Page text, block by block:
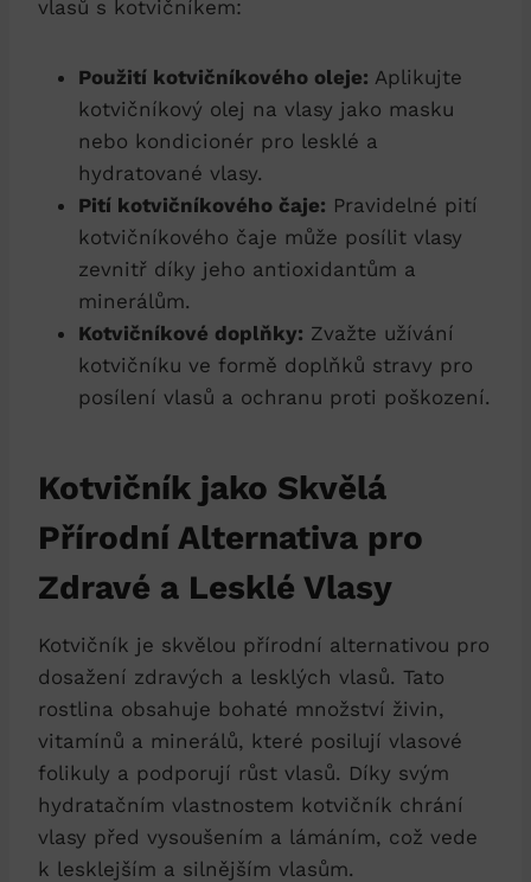
vlasů s kotvičníkem:
Použití kotvičníkového oleje: Aplikujte
kotvičníkový olej na vlasy jako masku
nebo kondicionér pro lesklé a
hydratované vlasy.
Pití kotvičníkového čaje: Pravidelné pití
kotvičníkového čaje může posílit vlasy
zevnitř díky jeho antioxidantům a
minerálům.
Kotvičníkové doplňky: Zvažte užívání
kotvičníku ve formě doplňků stravy pro
posílení vlasů a ochranu proti poškození.
Kotvičník jako Skvělá
Přírodní Alternativa pro
Zdravé a Lesklé Vlasy
Kotvičník je skvělou přírodní alternativou pro
dosažení zdravých a lesklých vlasů. Tato
rostlina obsahuje bohaté množství živin,
vitamínů a minerálů, které posilují vlasové
folikuly a podporují růst vlasů. Díky svým
hydratačním vlastnostem kotvičník chrání
vlasy před vysoušením a lámáním, což vede
k lesklejším a silnějším vlasům.